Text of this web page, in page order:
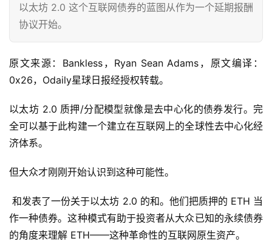
以太坊 2.0 这个互联网债券的蓝图从作为一个延期报酬
协议开始。
原文来源：Bankless，Ryan Sean Adams，原文编译：
0x26，Odaily星球日报经授权转载。
以太坊 2.0 质押/分配模型就像是去中心化的债券发行。完
全可以基于此构建一个建立在互联网上的全球性去中心化经
济体系。
但大众才刚刚开始认识到这种可能性。
和发表了一份关于以太坊 2.0 的和。他们把质押的 ETH 当
作一种债券。这种模式有助于投资者从大众已知的永续债券
的角度来理解 ETH——这种革命性的互联网原生资产。